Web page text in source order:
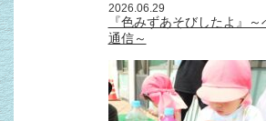
2026.06.29
『色みずあそびしたよ』～
通信～